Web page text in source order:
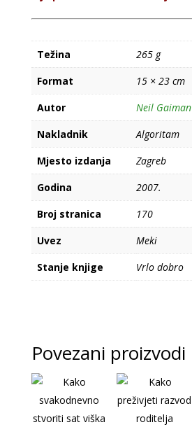
Težina
265 g
Format
15 × 23 cm
Autor
Neil Gaiman
Nakladnik
Algoritam
Mjesto izdanja
Zagreb
Godina
2007.
Broj stranica
170
Uvez
Meki
Stanje knjige
Vrlo dobro
Povezani proizvodi